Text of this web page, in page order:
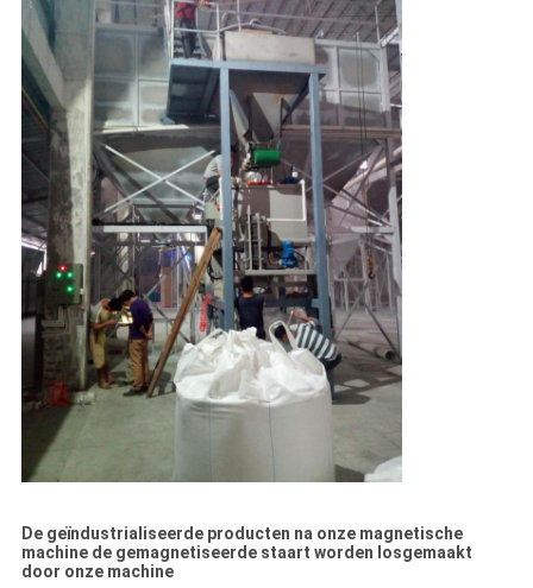
De geïndustrialiseerde producten na onze magnetische
machine de gemagnetiseerde staart worden losgemaakt
door onze machine